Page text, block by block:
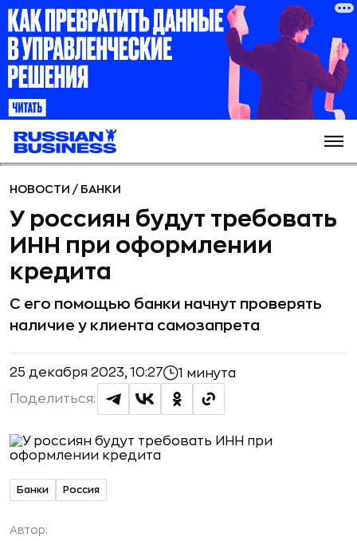
НОВОСТИ / БАНКИ
У россиян будут требовать
ИНН при оформлении
кредита
С его помощью банки начнут проверять
наличие у клиента самозапрета
25 декабря 2023, 10:27 1 минута
Поделиться:
Банки Россия
Автор: